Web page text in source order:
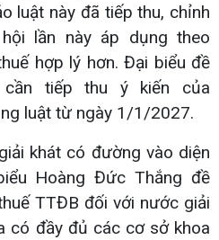
luật này đã tiếp thu, chỉnh
lần này áp dụng theo
hợp lý hơn. Đại biểu đề
tiếp thu ý kiến của
luật từ ngày 1/1/2027.
khát có đường vào diện
Hoàng Đức Thắng đề
TTĐB đối với nước giải
có đầy đủ các cơ sở khoa